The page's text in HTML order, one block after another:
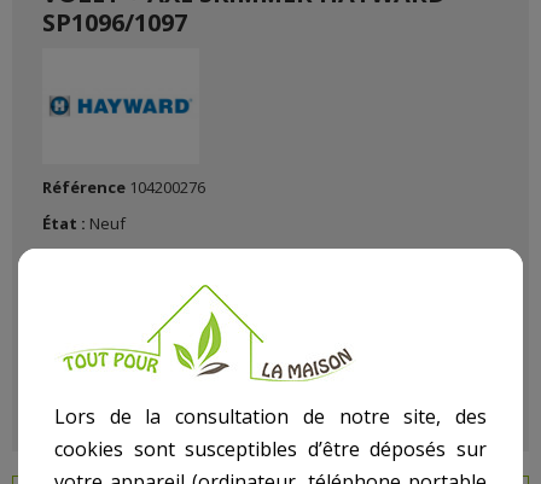
SP1096/1097
Référence 104200276
État : Neuf
Lors de la consultation de notre site, des
cookies sont susceptibles d’être déposés sur